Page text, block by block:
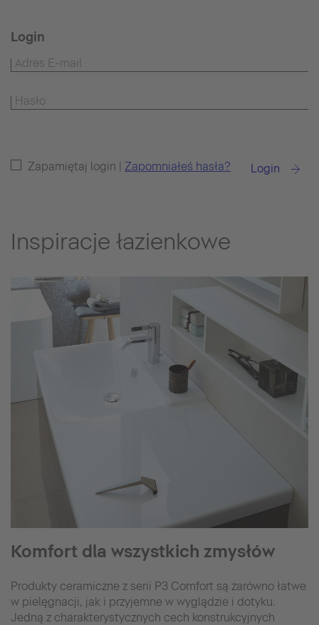
Login
Zapamiętaj login | Zapomniałeś hasła? Login
Inspiracje łazienkowe
Komfort dla wszystkich zmysłów
Produkty ceramiczne z serii P3 Comfort są zarówno łatwe
w pielęgnacji, jak i przyjemne w wyglądzie i dotyku.
Jedną z charakterystycznych cech konstrukcyjnych